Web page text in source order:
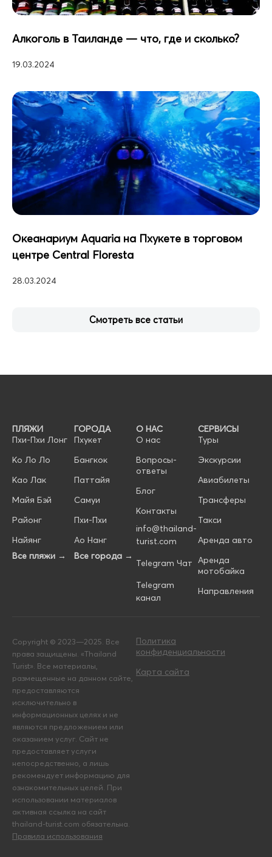
Алкоголь в Таиланде — что, где и сколько?
19.03.2024
Океанариум Aquaria на Пхукете в торговом
центре Central Floresta
28.03.2024
Смотреть все статьи
ПЛЯЖИ
Пхи-Пхи Лонг
Ко Ло Ло
Као Лак
Майя Бэй
Районг
Найянг
Все пляжи →
ГОРОДА
Пхукет
Бангкок
Паттайя
Самуи
Пхи-Пхи
Ао Нанг
Все города →
О НАС
О нас
Вопросы-
ответы
Блог
Контакты
info@thailand-
turist.com
Telegram Чат
Telegram
канал
СЕРВИСЫ
Туры
Экскурсии
Авиабилеты
Трансферы
Такси
Аренда авто
Аренда
мотобайка
Направления
Copyright © 2023—2025. Все
права защищены. «Thailand
Turist». Все материалы,
размещенные на данном сайте,
предоставляются
исключительно в
информационных целях и не
являются предложением или
оказанием услуг. Сайт не
предоставляет услуги
непосредственно, а лишь
рекомендует информацию для
ознакомительных целей. При
использовании материалов
активная ссылка на сайт
thailand-turist.com обязательна.
Правила использования
Политика
конфиденциальности
Карта сайта